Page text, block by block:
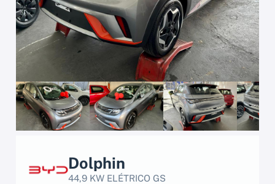
Dolphin
44,9 KW ELÉTRICO GS